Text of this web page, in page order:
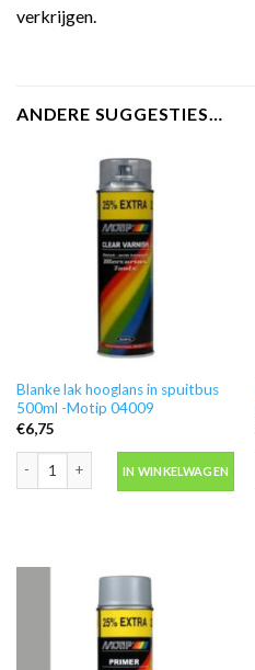
verkrijgen.
ANDERE SUGGESTIES…
Blanke lak hooglans in spuitbus
500ml -Motip 04009
€6,75
IN WINKELWAGEN